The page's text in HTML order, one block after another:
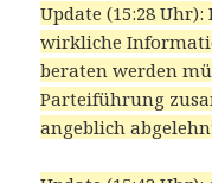
Update (15:28
wirkliche
beraten werden
Parteiführung
angeblich